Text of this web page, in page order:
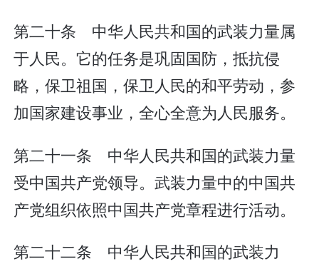
第二十条 中华人民共和国的武装力量属
于人民。它的任务是巩固国防，抵抗侵
略，保卫祖国，保卫人民的和平劳动，参
加国家建设事业，全心全意为人民服务。
第二十一条 中华人民共和国的武装力量
受中国共产党领导。武装力量中的中国共
产党组织依照中国共产党章程进行活动。
第二十二条 中华人民共和国的武装力